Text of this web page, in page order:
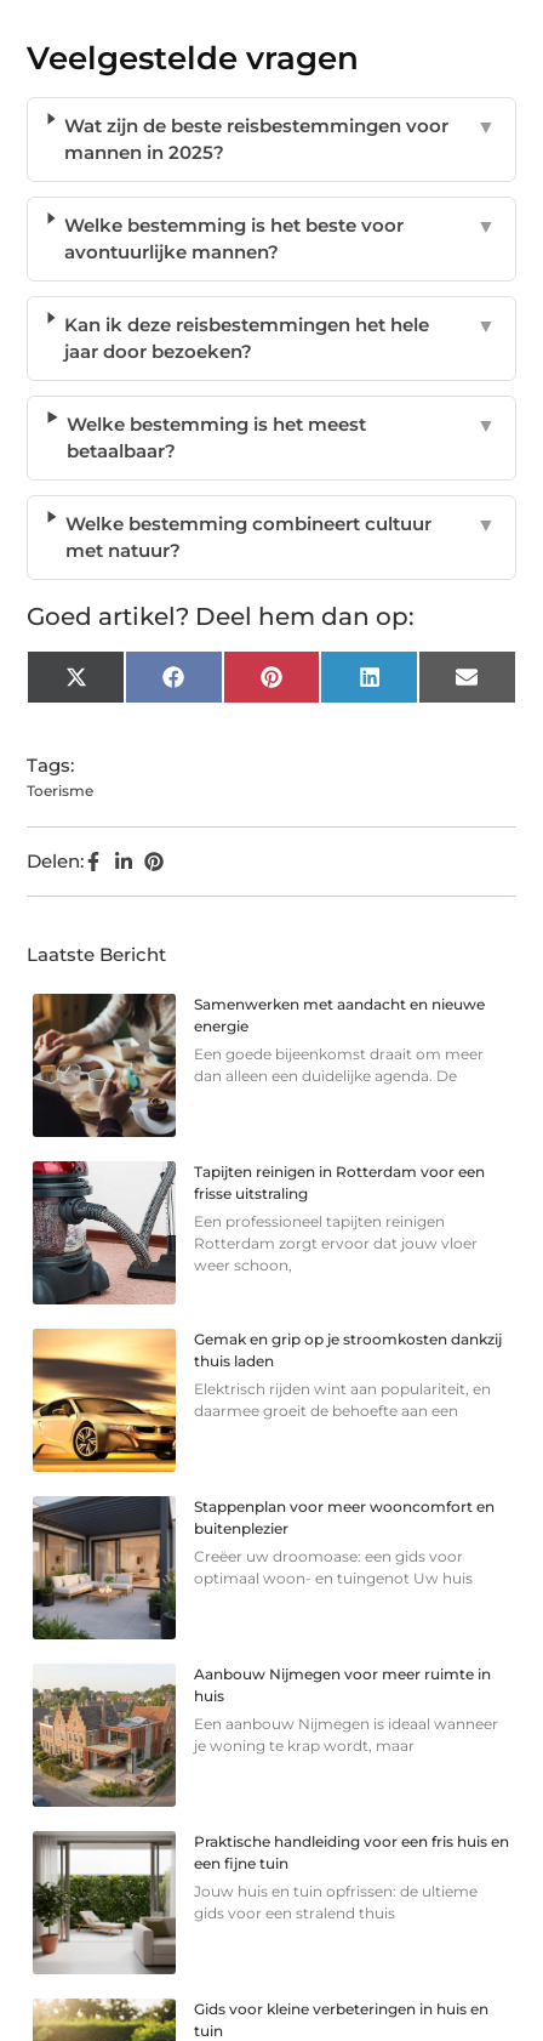
Veelgestelde vragen
Wat zijn de beste reisbestemmingen voor
mannen in 2025?
▼
Welke bestemming is het beste voor
avontuurlijke mannen?
▼
Kan ik deze reisbestemmingen het hele
jaar door bezoeken?
▼
Welke bestemming is het meest
betaalbaar?
▼
Welke bestemming combineert cultuur
met natuur?
▼
Goed artikel? Deel hem dan op:
X
(Twitter)
FacebookPinterest LinkedIn Email
Tags:
Toerisme
Delen:
Laatste Bericht
Samenwerken met aandacht en nieuwe
energie
Een goede bijeenkomst draait om meer
dan alleen een duidelijke agenda. De
Tapijten reinigen in Rotterdam voor een
frisse uitstraling
Een professioneel tapijten reinigen
Rotterdam zorgt ervoor dat jouw vloer
weer schoon,
Gemak en grip op je stroomkosten dankzij
thuis laden
Elektrisch rijden wint aan populariteit, en
daarmee groeit de behoefte aan een
Stappenplan voor meer wooncomfort en
buitenplezier
Creëer uw droomoase: een gids voor
optimaal woon- en tuingenot Uw huis
Aanbouw Nijmegen voor meer ruimte in
huis
Een aanbouw Nijmegen is ideaal wanneer
je woning te krap wordt, maar
Praktische handleiding voor een fris huis en
een fijne tuin
Jouw huis en tuin opfrissen: de ultieme
gids voor een stralend thuis
Gids voor kleine verbeteringen in huis en
tuin